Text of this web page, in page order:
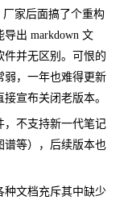
厂家后面搞了个重构
出 markdown 文
件并无区别。可恨的
弱，一年也难得更新
宣布关闭老版本。
，不支持新一代笔记
谱等），后续版本也
种文档充斥其中缺少